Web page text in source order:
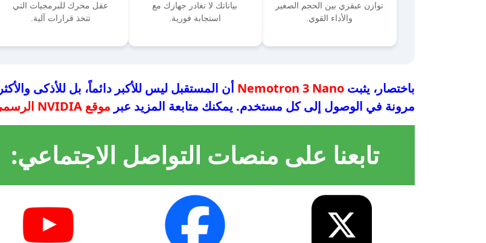
توازن عبقري بين الحجم الصغير
والأداء القوي.
بياناتك لا تغادر جهازك مع
استجابة فورية.
عقل محرك للبرمجيات التي
تتخذ قرارات آلية.
باختصار، يثبت Nemotron 3 Nano أن المستقبل ليس للأكبر دائماً، بل للأذكى والأكثر
مرونة في الوصول إلى كل مستخدم. يمكنك متابعة المزيد عبر موقع NVIDIA الرسمي
تابعنا على منصات التواصل الاجتماعي: